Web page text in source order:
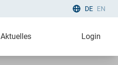
DE EN
Aktuelles Login